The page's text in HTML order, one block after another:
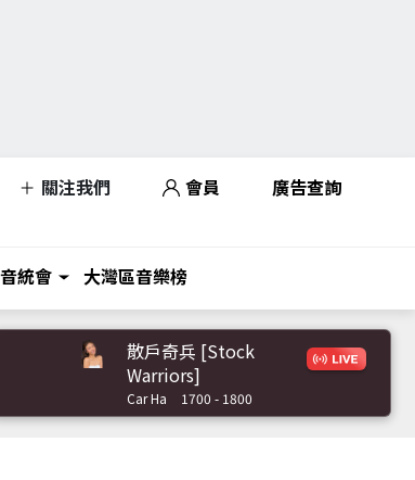
關注我們 會員 廣告查詢
統會 大灣區音樂榜
散戶奇兵 [Stock
Warriors]
Car Ha 1700 - 1800